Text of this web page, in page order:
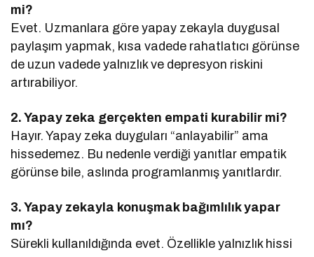
mi?
Evet. Uzmanlara göre yapay zekayla duygusal
paylaşım yapmak, kısa vadede rahatlatıcı görünse
de uzun vadede yalnızlık ve depresyon riskini
artırabiliyor.
2. Yapay zeka gerçekten empati kurabilir mi?
Hayır. Yapay zeka duyguları “anlayabilir” ama
hissedemez. Bu nedenle verdiği yanıtlar empatik
görünse bile, aslında programlanmış yanıtlardır.
3. Yapay zekayla konuşmak bağımlılık yapar
mı?
Sürekli kullanıldığında evet. Özellikle yalnızlık hissi